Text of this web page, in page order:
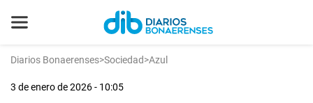
Diarios Bonaerenses>Sociedad>Azul
3 de enero de 2026 - 10:05